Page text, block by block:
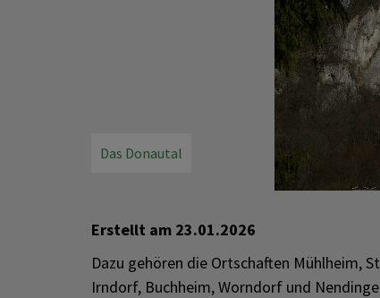
Das Donautal
Erstellt am 23.01.2026
Dazu gehören die Ortschaften Mühlheim,
Irndorf, Buchheim, Worndorf und